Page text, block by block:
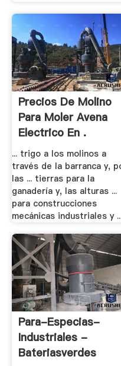
Precios De Molino
Para Moler Avena
Electrico En .
... trigo a los molinos a
través de la barranca y,
las ... tierras para la
ganadería y, las alturas ...
para construcciones
mecánicas industriales y
Para-Especias-
Industriales -
Bateriasverdes